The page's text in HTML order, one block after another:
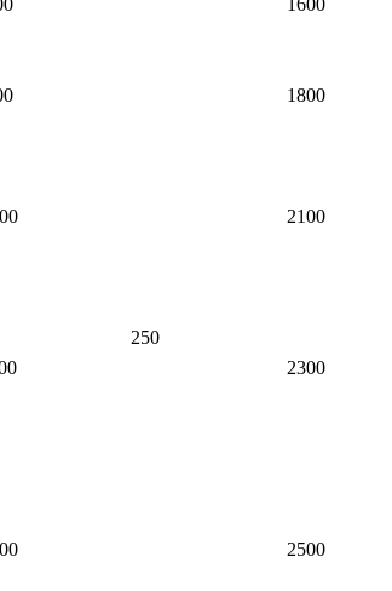
250
1800
2100
2300
2500